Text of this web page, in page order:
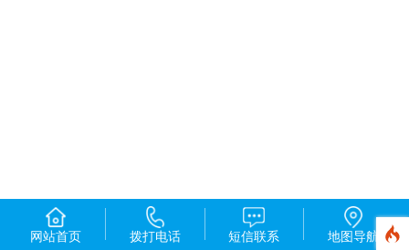
网站首页 拨打电话 短信联系 地图导航